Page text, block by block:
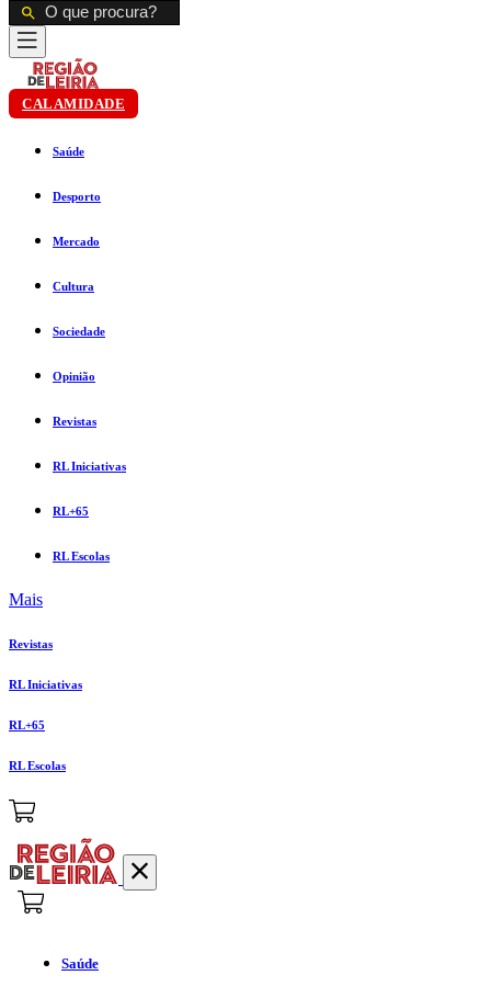
CALAMIDADE
Saúde
Desporto
Mercado
Cultura
Sociedade
Opinião
Revistas
RL Iniciativas
RL+65
RL Escolas
Mais
Revistas
RL Iniciativas
RL+65
RL Escolas
Saúde